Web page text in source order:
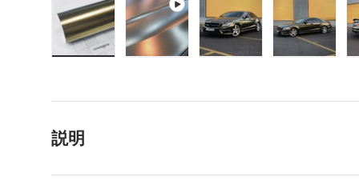
説明